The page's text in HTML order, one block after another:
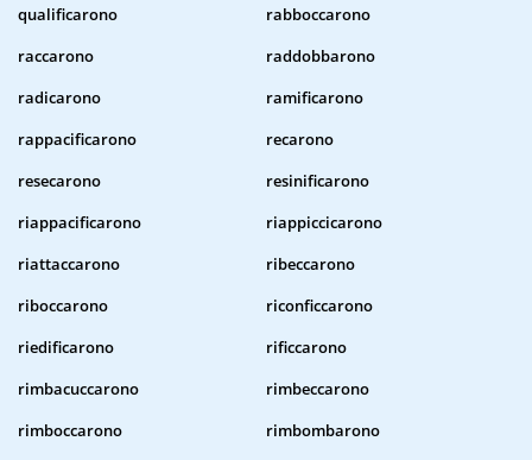
qualificarono
rabboccarono
raccarono
raddobbarono
radicarono
ramificarono
rappacificarono
recarono
resecarono
resinificarono
riappacificarono
riappiccicarono
riattaccarono
ribeccarono
riboccarono
riconficcarono
riedificarono
rificcarono
rimbacuccarono
rimbeccarono
rimboccarono
rimbombarono